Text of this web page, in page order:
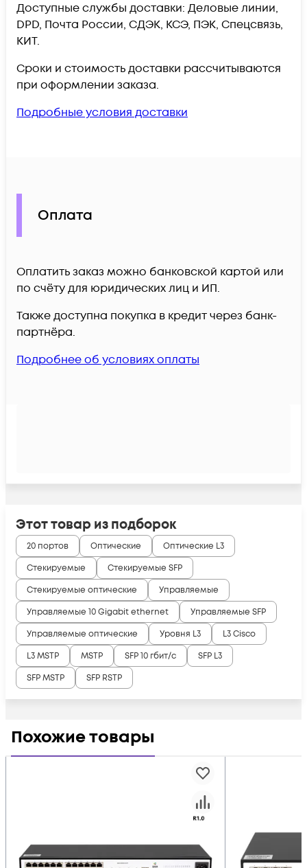
Доступные службы доставки: Деловые линии,
DPD, Почта России, СДЭК, КСЭ, ПЭК, Спецсвязь,
КИТ.
Сроки и стоимость доставки рассчитываются
при оформлении заказа.
Подробные условия доставки
Оплата
Оплатить заказ можно банковской картой или
по счёту для юридических лиц и ИП.
Также доступна покупка в кредит через банк-
партнёра.
Подробнее об условиях оплаты
Этот товар из подборок
20 портов Оптические
Оптические L3
Стекируемые
Стекируемые SFP
Стекируемые оптические
Управляемые
Управляемые 10 Gigabit ethernet
Управляемые SFP
Управляемые оптические
Уровня L3
L3 Cisco
L3 MSTP
MSTP SFP 10 гбит/с
SFP L3
SFP MSTP
SFP RSTP
Похожие товары